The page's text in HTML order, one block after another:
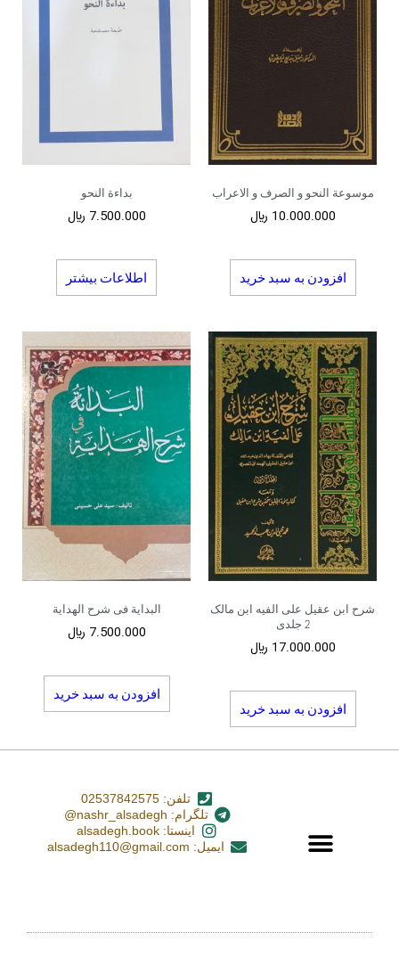
موسوعة النحو و الصرف و الاعراب
10.000.000 ﷼
افزودن به سبد خرید
بداءة النحو
7.500.000 ﷼
اطلاعات بیشتر
شرح ابن عقیل علی الفیه ابن مالک
2 جلدی
17.000.000 ﷼
افزودن به سبد خرید
البدایة فی شرح الهدایة
7.500.000 ﷼
افزودن به سبد خرید
تلفن: 02537842575
تلگرام: nashr_alsadegh@
اینستا: alsadegh.book
ایمیل: alsadegh110@gmail.com